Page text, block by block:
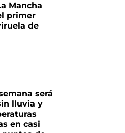
Mancha
primer
de
será
lluvia y
en casi